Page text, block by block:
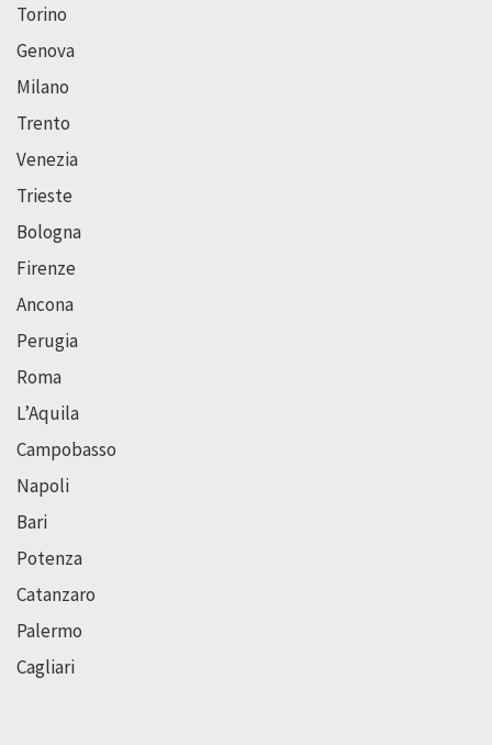
Torino
Genova
Milano
Trento
Venezia
Trieste
Bologna
Firenze
Ancona
Perugia
Roma
L’Aquila
Campobasso
Napoli
Bari
Potenza
Catanzaro
Palermo
Cagliari